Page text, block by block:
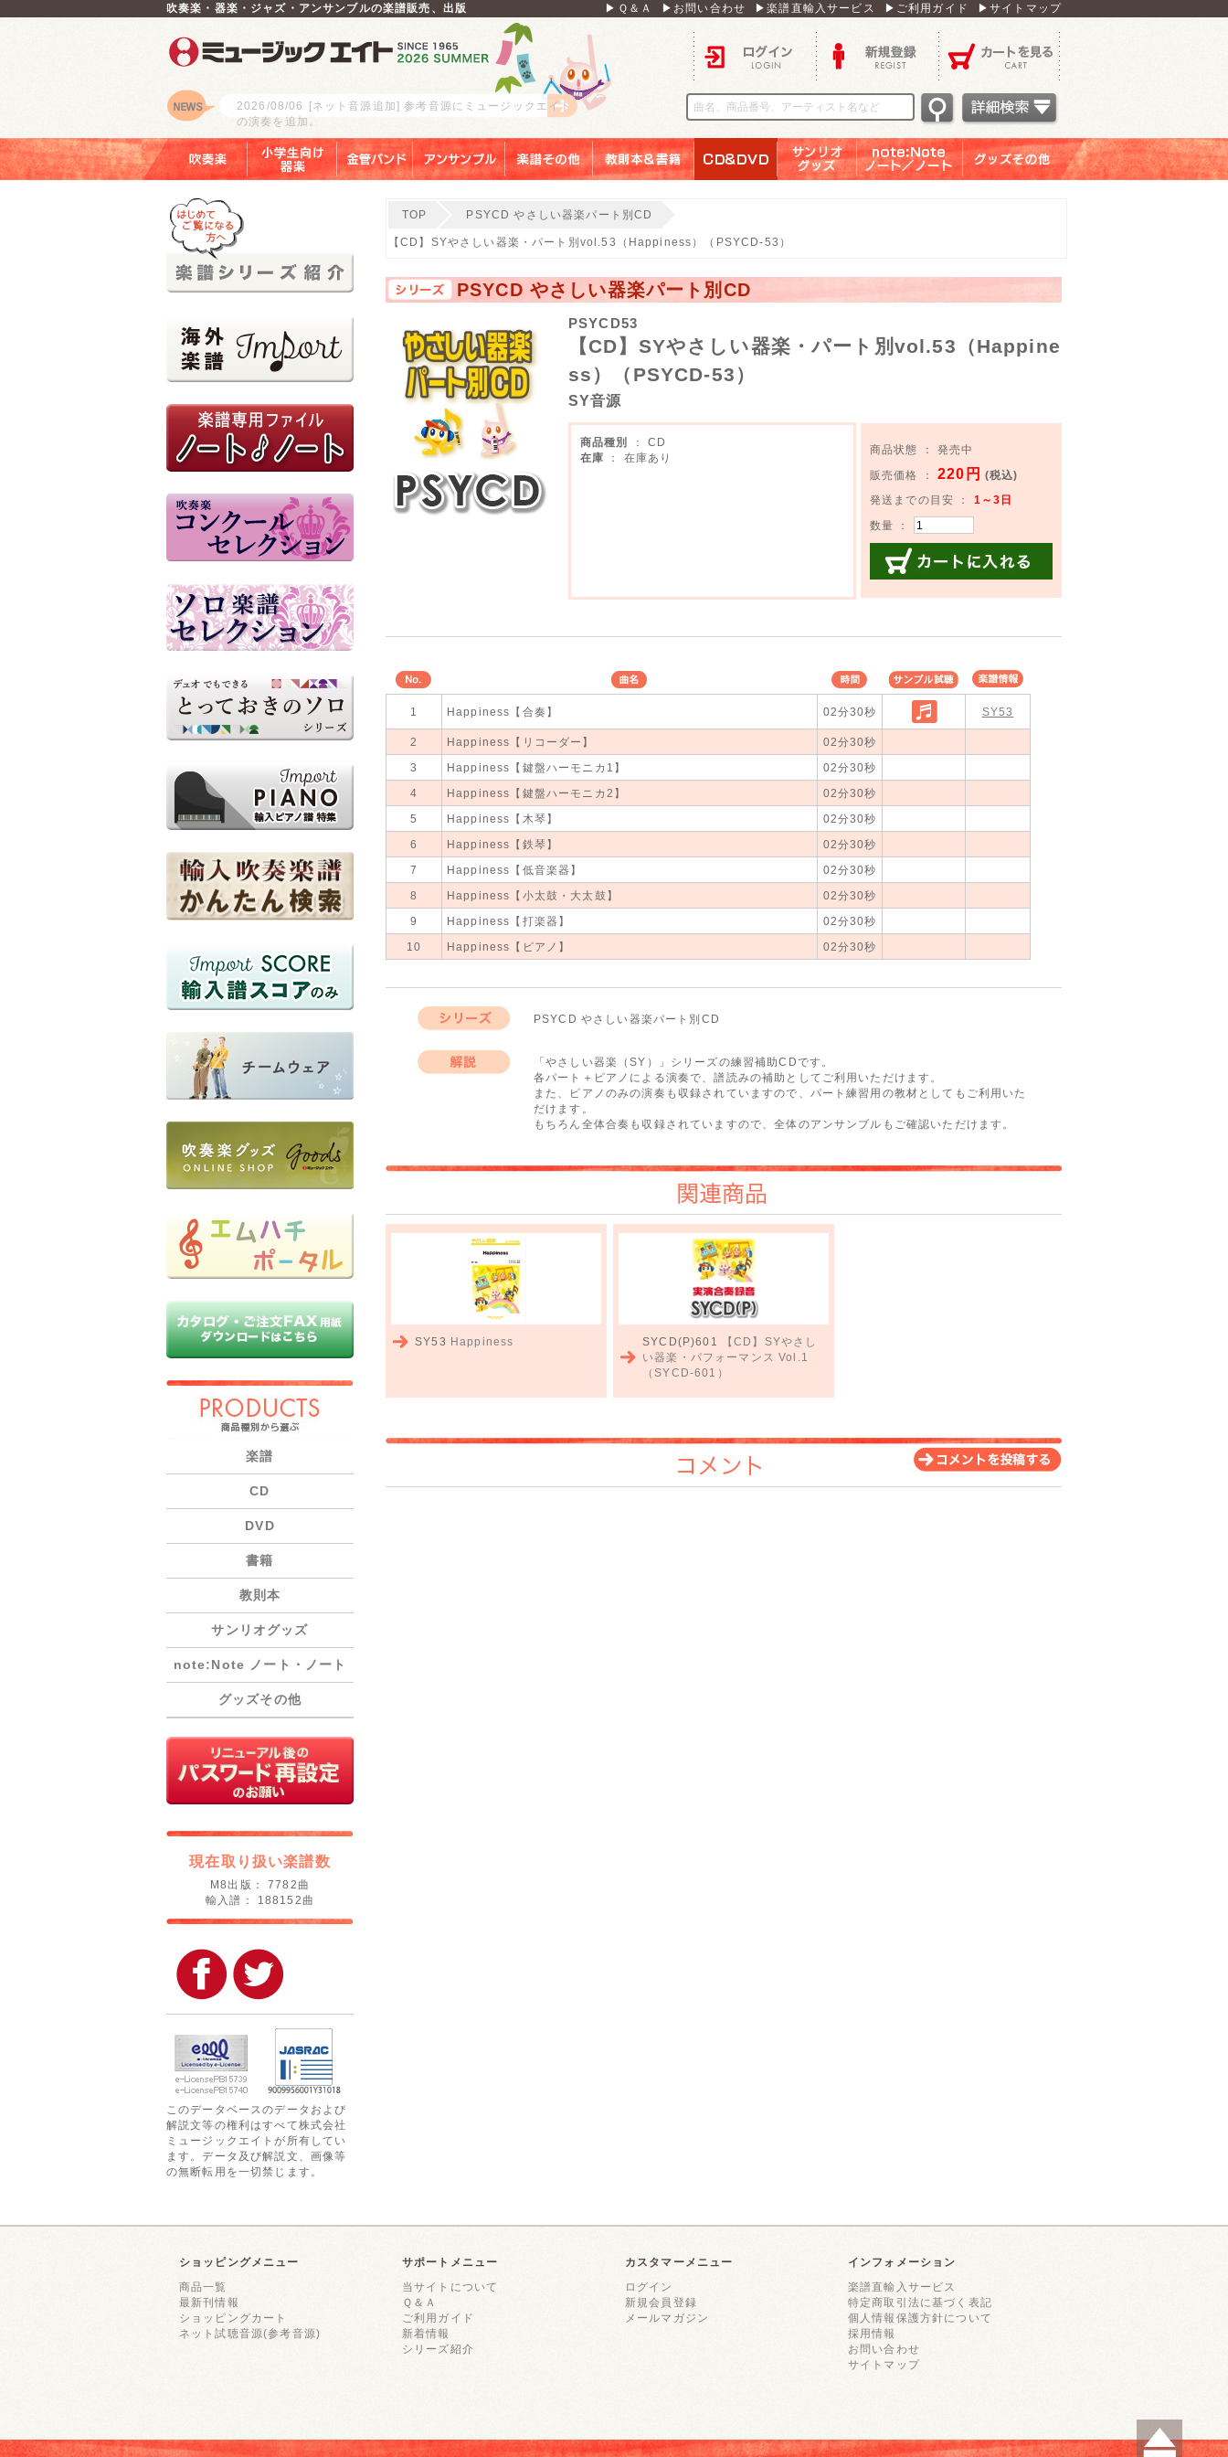
吹奏楽・器楽・ジャズ・アンサンブルの楽譜販売、出版 ▶Ｑ＆Ａ ▶お問い合わせ ▶楽譜直輸入サービス ▶ご利用ガイド ▶サイトマップ
ロゴ
2026/08/06
[ネット音源追加] 参考音源にミュージックエイト
の演奏を追加。
楽譜
CD
DVD
書籍
教則本
サンリオグッズ
note:Note ノート・ノート
グッズその他
現在取り扱い楽譜数
M8出版： 7782曲
輸入譜： 188152曲
このデータベースのデータおよび
解説文等の権利はすべて株式会社
ミュージックエイトが所有してい
ます。データ及び解説文、画像等
の無断転用を一切禁じます。
TOP PSYCD やさしい器楽パート別CD
【CD】SYやさしい器楽・パート別vol.53（Happiness）（PSYCD-53）
PSYCD やさしい器楽パート別CD
PSYCD53
【CD】SYやさしい器楽・パート別vol.53（Happine
ss）（PSYCD-53）
SY音源
商品種別
： CD
在庫
： 在庫あり
商品状態 ： 発売中
販売価格 ：220円 (税込)
発送までの目安 ： 1～3日
数量 ：
No. 曲名 時間
サンプル試
聴
楽譜情報
1
Happiness【合奏】 02分30秒 SY53
2 Happiness【リコーダー】 02分30秒
3 Happiness【鍵盤ハーモニカ1】 02分30秒
4 Happiness【鍵盤ハーモニカ2】 02分30秒
5 Happiness【木琴】 02分30秒
6 Happiness【鉄琴】 02分30秒
7 Happiness【低音楽器】 02分30秒
8 Happiness【小太鼓・大太鼓】 02分30秒
9 Happiness【打楽器】 02分30秒
10 Happiness【ピアノ】 02分30秒
PSYCD やさしい器楽パート別CD
「やさしい器楽（SY）」シリーズの練習補助CDです。
各パート＋ピアノによる演奏で、譜読みの補助としてご利用いただけます。
また、ピアノのみの演奏も収録されていますので、パート練習用の教材としてもご利用いた
だけます。
もちろん全体合奏も収録されていますので、全体のアンサンブルもご確認いただけます。
関連商品
SY53 Happiness SYCD(P)601
【CD】SYやさし
い器楽・パフォーマンス Vol.1
（SYCD-601）
コメント
ショッピングメニュー
商品一覧
最新刊情報
ショッピングカート
ネット試聴音源(参考音源)
サポートメニュー
当サイトについて
Ｑ＆Ａ
ご利用ガイド
新着情報
シリーズ紹介
カスタマーメニュー
ログイン
新規会員登録
メールマガジン
インフォメーション
楽譜直輸入サービス
特定商取引法に基づく表記
個人情報保護方針について
採用情報
お問い合わせ
サイトマップ